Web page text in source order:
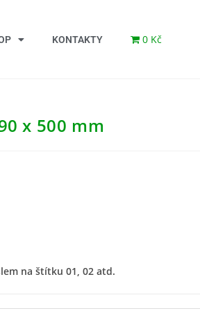
KONTAKTY 0 Kč
x 500 mm
na štítku 01, 02 atd.